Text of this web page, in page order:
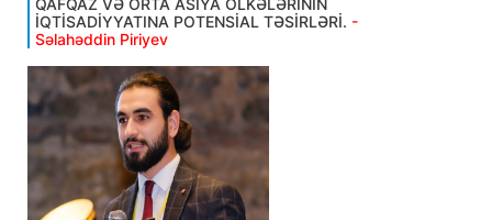
QAFQAZ VƏ ORTA ASİYA ÖLKƏLƏRİNİN
İQTİSADİYYATINA POTENSİAL TƏSİRLƏRİ. -
Səlahəddin Piriyev